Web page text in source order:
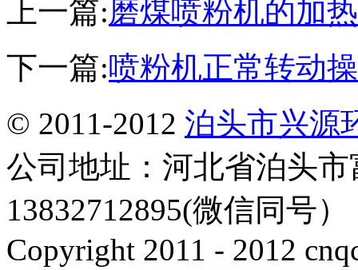
上一篇:磨煤喷粉机的加
下一篇:喷粉机正常转动
© 2011-2012 泊头市兴源
公司地址：河北省泊头
13832712895(微信同号
Copyright 2011 - 2012